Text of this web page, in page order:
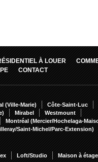
À LOUER
CONTACT
(Ville-Marie)
Côte-Saint-Luc
Mirabel
Westmount
Montréal (Mercier/Hochelaga-
Saint-Michel/Parc-Extension)
Loft/Studio Maison à